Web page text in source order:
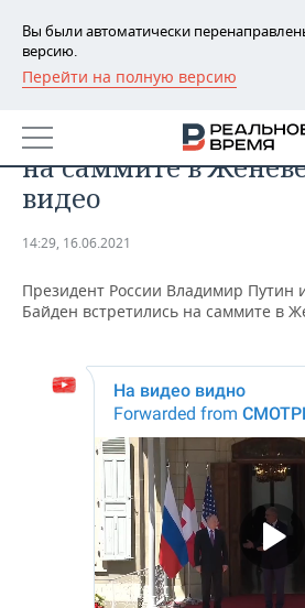
Вы были автоматически
версию.
Перейти на полную версию
РЕГИОНЫ
БАШКОРТОСТАН
ТАТАРСТАН
НОВОСТИ
АНАЛИТИКА
ДЕКЛАРАЦИИ О ДОХОДАХ
ВУЗЫ ТАТАРСТАНА
КОМУ ПРИНАДЛЕЖАТ
ТОРГОВЫЕ ЦЕНТРЫ
ТАТАРСТАНА
НОВОСТИ ЭКОНОМИКИ
БАНКИ
БЮДЖЕТ
ИНВЕСТИЦИИ
ПРОМЫШЛЕННОСТЬ
АГРОПРОМ
МАШИНОСТРОЕНИЕ
НЕФТЕХИМИЯ
НОВОСТИ НЕДВИЖИМОСТИ
АВТО
НОВОСТИ АВТО
НОВОСТИ БИЗНЕСА
РОЗНИЧНАЯ ТОРГОВЛЯ
ТРАНСПОРТ
ТЕХНОЛОГИИ
НОВОСТИ ТЕХНОЛОГИЙ
МЕРОПРИЯТИЯ
НОВОСТИ МЕРОПРИЯТИЙ
Путин и Байден
на саммите в
видео
14:29, 16.06.2021
Президент России Владимир
Байден встретились на саммите в